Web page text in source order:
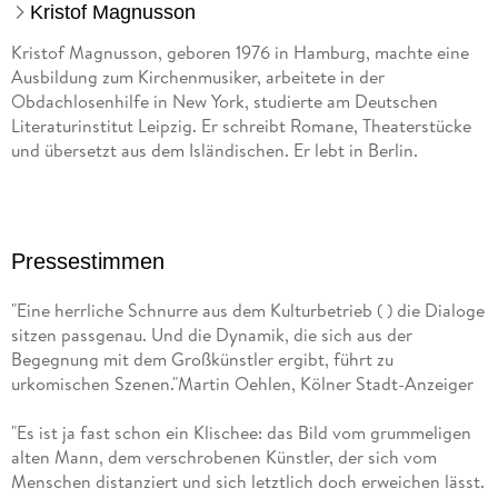
Kristof Magnusson
Kristof Magnusson, geboren 1976 in Hamburg, machte eine
Ausbildung zum Kirchenmusiker, arbeitete in der
Obdachlosenhilfe in New York, studierte am Deutschen
Literaturinstitut Leipzig. Er schreibt Romane, Theaterstücke
und übersetzt aus dem Isländischen. Er lebt in Berlin.
Pressestimmen
"Eine herrliche Schnurre aus dem Kulturbetrieb ( ) die Dialoge
sitzen passgenau. Und die Dynamik, die sich aus der
Begegnung mit dem Großkünstler ergibt, führt zu
urkomischen Szenen."Martin Oehlen, Kölner Stadt-Anzeiger
"Es ist ja fast schon ein Klischee: das Bild vom grummeligen
alten Mann, dem verschrobenen Künstler, der sich vom
Menschen distanziert und sich letztlich doch erweichen lässt.